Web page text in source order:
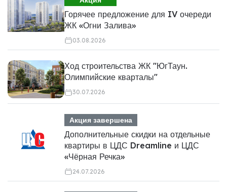
Горячее предложение для IV очереди
ЖК «Огни Залива»
03.08.2026
Ход строительства ЖК "ЮгТаун.
Олимпийские кварталы"
30.07.2026
Акция завершена
Дополнительные скидки на отдельные
квартиры в ЦДС Dreamline и ЦДС
«Чёрная Речка»
24.07.2026